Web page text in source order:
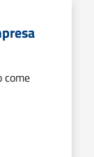
come